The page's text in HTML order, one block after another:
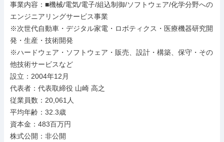
事業内容：■機械/電気/電子/組込制御/ソフトウェア/化学分野への
エンジニアリングサービス事業
※次世代自動車・デジタル家電・ロボティクス・医療機器研究開
発・生産・技術開発
※ハードウェア・ソフトウェア・販売、設計・構築、保守・その
他技術サービスなど
設立：2004年12月
代表者：代表取締役 山崎 高之
従業員数：20,061人
平均年齢：32.3歳
資本金：483百万円
株式公開：非公開